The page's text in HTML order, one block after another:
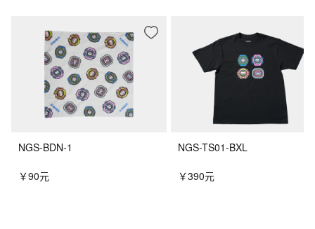
NGS-BDN-1
￥90元
NGS-TS01-BXL
￥390元